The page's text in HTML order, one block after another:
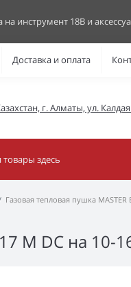
инструмент 18В и
Доставка и оплата
г. Алматы, ул.
Газовая тепловая пушка MASTER
M DC на 10-